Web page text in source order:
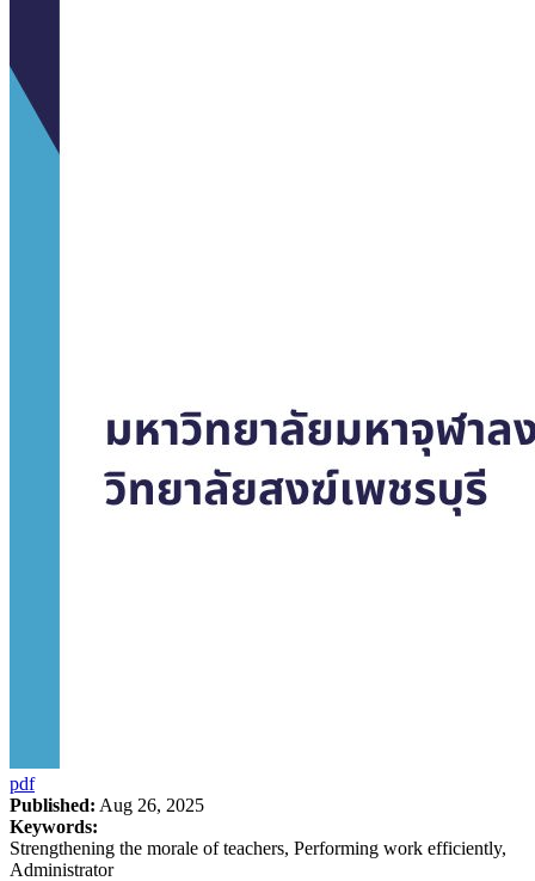
pdf
Published: Aug 26, 2025
Keywords:
Strengthening the morale of teachers, Performing work efficiently,
Administrator